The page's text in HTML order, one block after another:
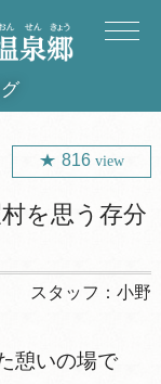
816 view
を思う存分
スタッフ：小野
憩いの場で